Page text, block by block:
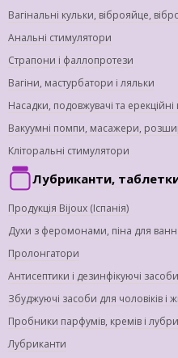
Вагінальні кульки, віброяйце,
Анальні стимулятори
Страпони і фаллопротези
Вагіни, мастурбатори і ляльки
Насадки, подовжувачі та ерекційні
Вакуумні помпи, масажери,
Кліторальні стимулятори
Лубриканти,
Продукція Bijoux (Іспанія)
Духи з феромонами, піна для ванн
Пролонгатори
Антисептики і дезинфікуючі
Збуджуючі засоби для чоловіків і
Пробники парфумів, кремів і
Лубриканти